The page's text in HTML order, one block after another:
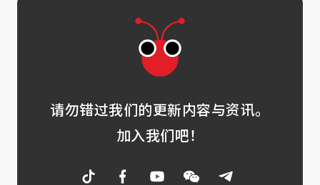
请勿错过我们的更新内容与资讯。
加入我们吧！